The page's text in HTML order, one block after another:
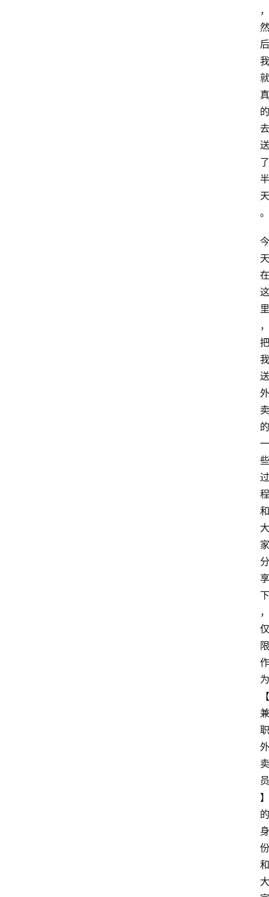
，
然
后
我
就
真
的
去
送
了
半
天
。
今
天
在
这
里
，
把
我
送
外
卖
的
一
些
过
程
和
大
家
分
享
下
，
仅
限
作
为
【
兼
职
外
卖
员
】
的
身
份
和
大